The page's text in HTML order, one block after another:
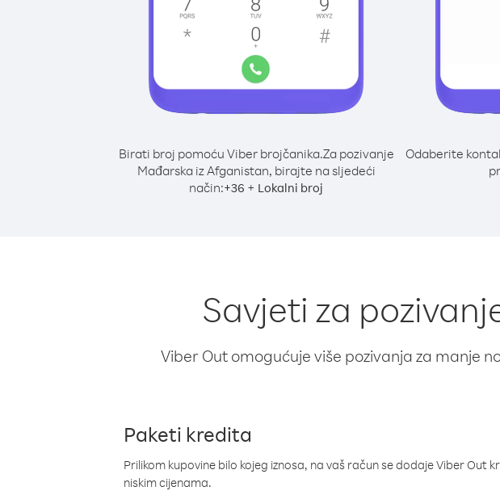
Birati broj pomoću Viber brojčanika.Za pozivanje
Mađarska iz Afganistan, birajte na sljedeći
način:+36 + Lokalni broj
Odaberite
Savjeti za
Viber Out omogućuje više pozivanja za manje
Paketi kredita
Prilikom kupovine bilo kojeg iznosa, na vaš račun se dodaje Viber
niskim cijenama.